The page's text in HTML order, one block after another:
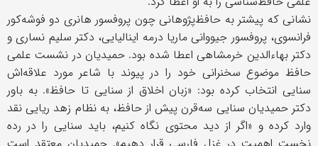
نشانی که پیشتر به حافظ‌پژوهانی چون پروفسور هانری دو فوشه‌کور
فرانسوی، پروفسور جیووانی ماریا درمه اینالیایی، دکتر سلیم نساری و
دکتر بهاءالدین خرمشاهی اعطا شده بود. حمیدیان در نشست علمی
حافظ موضوع سخنرانی خود را در پیوند با شاعر مورد علاقه‌اش
سنایی انتخاب کرده بود: «زبان اخلاق از سنایی تا حافظ». به باور
دکتر حمیدیان سنایی سه‌قرن پیش از حافظ، به نظام زهد ریایی نقد
وارد کرده و «اگر از دید محتوی نگاه کنیم، باید سنایی را در رده